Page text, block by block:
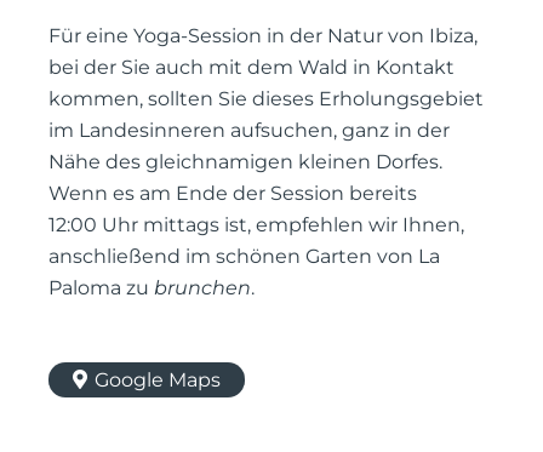
Für eine Yoga-Session in der Natur von Ibiza,
bei der Sie auch mit dem Wald in Kontakt
kommen, sollten Sie dieses Erholungsgebiet
im Landesinneren aufsuchen, ganz in der
Nähe des gleichnamigen kleinen Dorfes.
Wenn es am Ende der Session bereits
12:00 Uhr mittags ist, empfehlen wir Ihnen,
anschließend im schönen Garten von La
Paloma zu brunchen.
Google Maps